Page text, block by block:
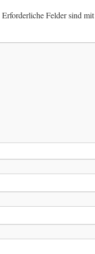
Erforderliche Felder sind mit